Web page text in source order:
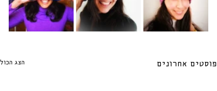
פוסטים אחרונים הצג הכול